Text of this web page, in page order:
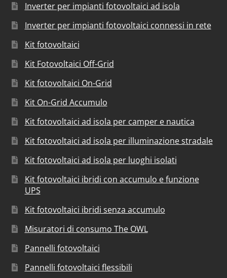
Inverter per impianti fotovoltaici ad isola
Inverter per impianti fotovoltaici connessi in rete
Kit fotovoltaici
Kit Fotovoltaici Off-Grid
Kit fotovoltaici On-Grid
Kit On-Grid Accumulo
Kit fotovoltaici ad isola per camper e nautica
Kit fotovoltaici ad isola per illuminazione stradale
Kit fotovoltaici ad isola per luoghi isolati
Kit fotovoltaici ibridi con accumulo e funzione
UPS
Kit fotovoltaici ibridi senza accumulo
Misuratori di consumo The OWL
Pannelli fotovoltaici
Pannelli fotovoltaici flessibili